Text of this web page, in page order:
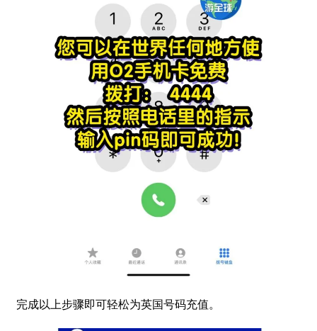
完成以上步骤即可轻松为英国号码充值。